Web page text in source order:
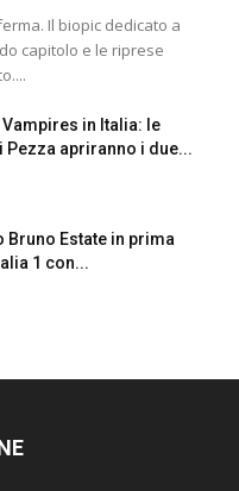
Il biopic dedicato a
capitolo e le riprese
in Italia: le
Pezza apriranno i due...
Bruno Estate in prima
1 con...